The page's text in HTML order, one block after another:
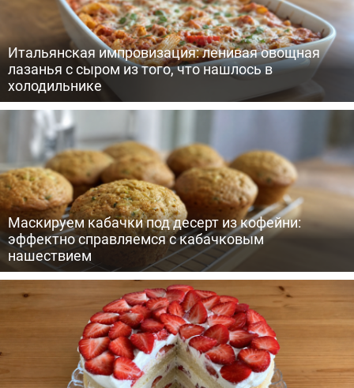
Итальянская импровизация: ленивая овощная
лазанья с сыром из того, что нашлось в
холодильнике
Маскируем кабачки под десерт из кофейни:
эффектно справляемся с кабачковым
нашествием